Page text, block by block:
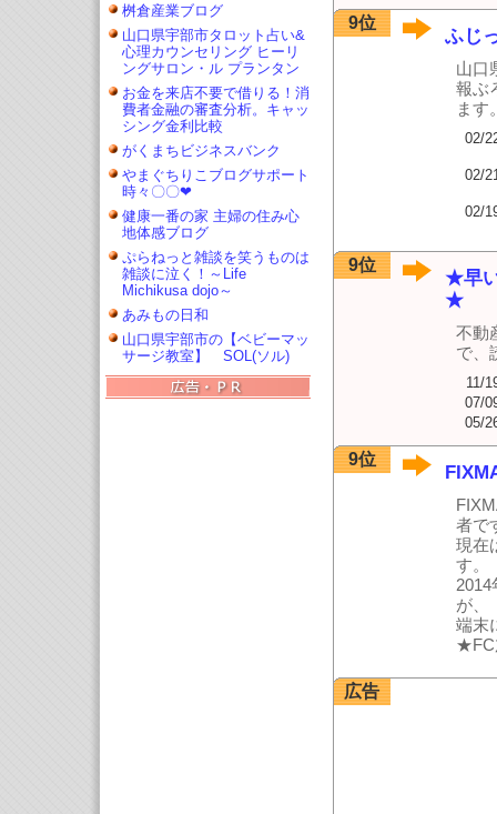
桝倉産業ブログ
山口県宇部市タロット占い&
心理カウンセリング ヒーリ
ングサロン・ル プランタン
お金を来店不要で借りる！消
費者金融の審査分析。キャッ
シング金利比較
がくまちビジネスバンク
やまぐちりこブログサポート
時々〇〇❤
健康一番の家 主婦の住み心
地体感ブログ
ぷらねっと雑談を笑うものは
雑談に泣く！～Life
Michikusa dojo～
あみもの日和
山口県宇部市の【ベビーマッ
サージ教室】 SOL(ソル)
9位
ふじ
山口
報ぶ
ます
02/
02/
02/
9位
★早
★
不動
で、
11/
07/
05/
9位
者で
現在
す。
が、
端末
★FC
広告